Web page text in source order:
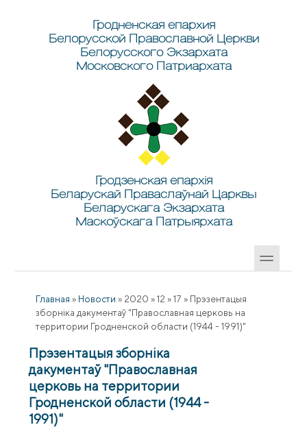
Гродненская епархия
Белорусской Православной Церкви
Белорусского Экзархата
Московского Патриархата
Гродзенская епархія
Беларускай Праваслаўнай Царквы
Беларускага Экзархата
Маскоўскага Патрыярхата
Главная » Новости » 2020 » 12 » 17 » Прэзентацыя
зборніка дакументаў "Православная церковь на
территории Гродненской области (1944 - 1991)"
Прэзентацыя зборніка
дакументаў "Православная
церковь на территории
Гродненской области (1944 -
1991)"